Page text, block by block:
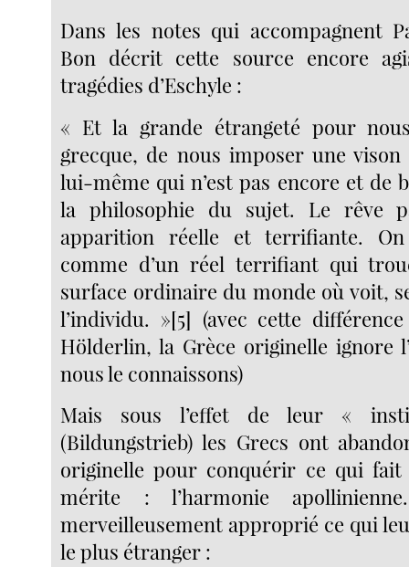
Dans les notes qui accompagnent
Bon décrit cette source encore
tragédies d’Eschyle :
« Et la grande étrangeté pour
grecque, de nous imposer une vison
lui-même qui n’est pas encore et de
la philosophie du sujet. Le rêve
apparition réelle et terrifiante.
comme d’un réel terrifiant qui
surface ordinaire du monde où voit,
l’individu. »[5] (avec cette
Hölderlin, la Grèce originelle ignore
nous le connaissons)
Mais sous l’effet de leur «
(Bildungstrieb) les Grecs ont
originelle pour conquérir ce qui fait
mérite : l’harmonie
merveilleusement approprié ce qui
le plus étranger :